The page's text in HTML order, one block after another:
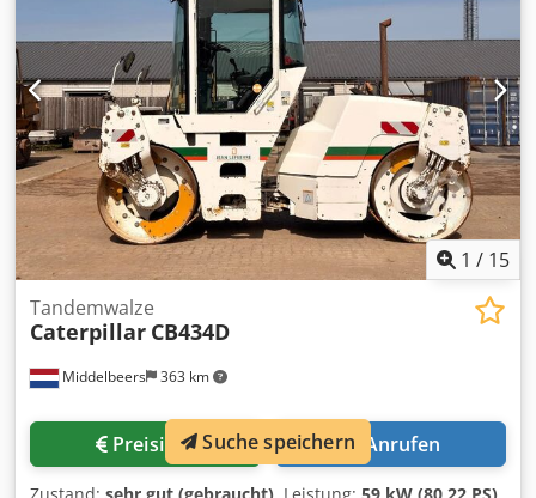
Auf Anfrage Weitere Informationen Wenden Sie sich an
Ernst van Hek, um weitere Informationen zu erhalten.
1 / 15
Middelbeers 363 km
Tandemwalze
Caterpillar CB434D
Preisinfo Anrufen
Suche speichern